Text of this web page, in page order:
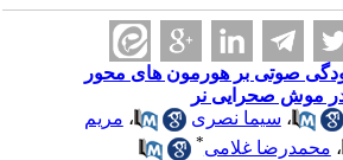
صوتی بر هورمون های محور
موش صحرایی نر
،سیما نصری ،مریم
محمدرضا غلامی